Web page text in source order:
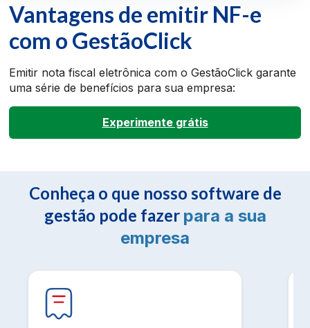
Vantagens de emitir NF-e
com o GestãoClick
Emitir nota fiscal eletrônica com o GestãoClick garante
uma série de benefícios para sua empresa:
Experimente grátis
Conheça o que nosso software de
gestão pode fazer para a sua
empresa